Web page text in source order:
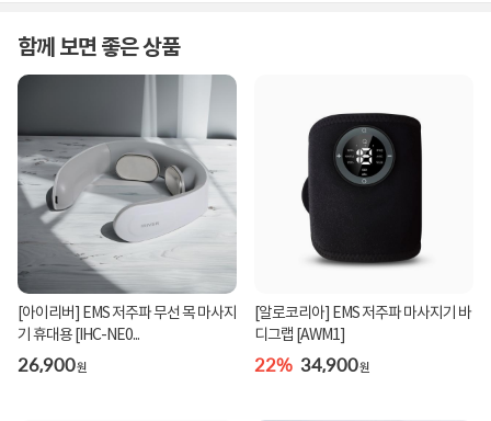
함께 보면 좋은 상품
[아이리버] EMS 저주파 무선 목 마사지
기 휴대용 [IHC-NE0...
26,900원
[알로코리아] EMS 저주파 마사지기 바
디그랩 [AWM1]
22% 34,900원